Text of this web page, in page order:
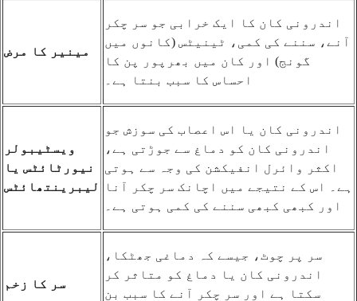
مینیر کا مرض
اندرونی کان کا ایک خرابی جو سر چکر
آنے، سننے کی کمی، ٹینیٹس (کانوں میں
گونج) اور کان میں بھرپور پن کا
احساس کا سبب بنتا ہے۔
ویسٹیبولر
نیورٹائٹس یا
لیبرینتھائٹس
اندرونی کان یا اس اعصاب کی سوزش جو
اندرونی کان کو دماغ سے جوڑتی ہے،
اکثر وائرل انفیکشن کی وجہ سے ہوتی
ہے۔ اس کے نتیجے میں اچانک سر چکر آنا
اور کبھی کبھی سننے کی کمی ہوتی ہے۔
سر کا زخم
سر پر چوٹ، جیسے کہ دماغی جھٹکا،
اندرونی کان یا دماغ کو متاثر کر
سکتا ہے اور سر چکر آنے کا سبب بن